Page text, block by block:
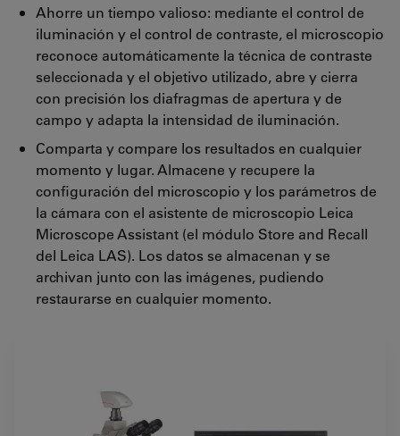
Ahorre un tiempo valioso: mediante el control de
iluminación y el control de contraste, el microscopio
reconoce automáticamente la técnica de contraste
seleccionada y el objetivo utilizado, abre y cierra
con precisión los diafragmas de apertura y de
campo y adapta la intensidad de iluminación.
Comparta y compare los resultados en cualquier
momento y lugar. Almacene y recupere la
configuración del microscopio y los parámetros de
la cámara con el asistente de microscopio Leica
Microscope Assistant (el módulo Store and Recall
del Leica LAS). Los datos se almacenan y se
archivan junto con las imágenes, pudiendo
restaurarse en cualquier momento.